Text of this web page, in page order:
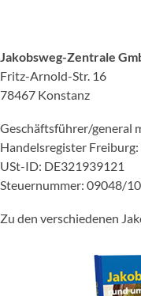
Jakobsweg-Zentrale
Fritz-Arnold-Str. 16
78467 Konstanz
Geschäftsführer/general
Handelsregister
USt-ID: DE321939121
Steuernummer: 09048/
Zu den verschiedenen